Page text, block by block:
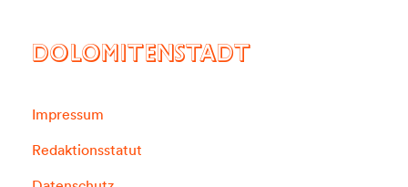
DOLOMITENSTADT
Impressum
Redaktionsstatut